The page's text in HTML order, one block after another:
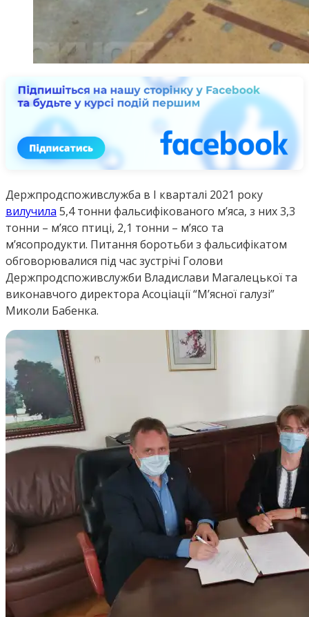
Держпродспоживслужба в I кварталі 2021 року
вилучила 5,4 тонни фальсифікованого м’яса, з них 3,3
тонни – м’ясо птиці, 2,1 тонни – м’ясо та
м’ясопродукти. Питання боротьби з фальсифікатом
обговорювалися під час зустрічі Голови
Держпродспоживслужби Владислави Магалецької та
виконавчого директора Асоціації “М’ясної галузі”
Миколи Бабенка.